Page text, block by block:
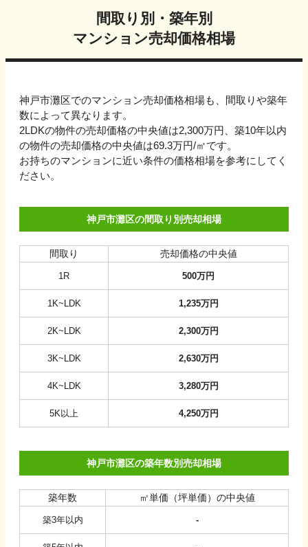
間取り別・築年別
マンション売却価格相場
神戸市灘区でのマンション売却価格相場も、間取りや築年
数によって異なります。
2LDKの物件の売却価格の中央値は2,300万円、 築10年以内
の物件の売却価格の中央値は69.3万円/㎡です。
お持ちのマンションに近い条件の価格相場を参考にしてく
ださい。
神戸市灘区の間取り別売却相場
間取り 売却価格の中央値
1R 500万円
1K~LDK 1,235万円
2K~LDK 2,300万円
3K~LDK 2,630万円
4K~LDK 3,280万円
5K以上 4,250万円
神戸市灘区の築年数別売却相場
築年数 ㎡単価（坪単価）の中央値
築3年以内 -